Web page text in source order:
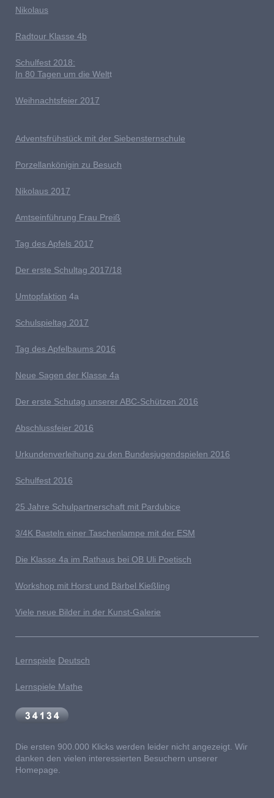
Nikolaus
Radtour Klasse 4b
Schulfest 2018:
In 80 Tagen um die Weltt
Weihnachtsfeier 2017
Adventsfrühstück mit der Siebensternschule
Porzellankönigin zu Besuch
Nikolaus 2017
Amtseinführung Frau Preiß
Tag des Apfels 2017
Der erste Schultag 2017/18
Umtopfaktion 4a
Schulspieltag 2017
Tag des Apfelbaums 2016
Neue Sagen der Klasse 4a
Der erste Schutag unserer ABC-Schützen 2016
Abschlussfeier 2016
Urkundenverleihung zu den Bundesjugendspielen 2016
Schulfest 2016
25 Jahre Schulpartnerschaft mit Pardubice
3/4K Basteln einer Taschenlampe mit der ESM
Die Klasse 4a im Rathaus bei OB Uli Poetisch
Workshop mit Horst und Bärbel Kießling
Viele neue Bilder in der Kunst-Galerie
Lernspiele Deutsch
Lernspiele Mathe
Die ersten 900.000 Klicks werden leider nicht angezeigt. Wir
danken den vielen interessierten Besuchern unserer
Homepage.